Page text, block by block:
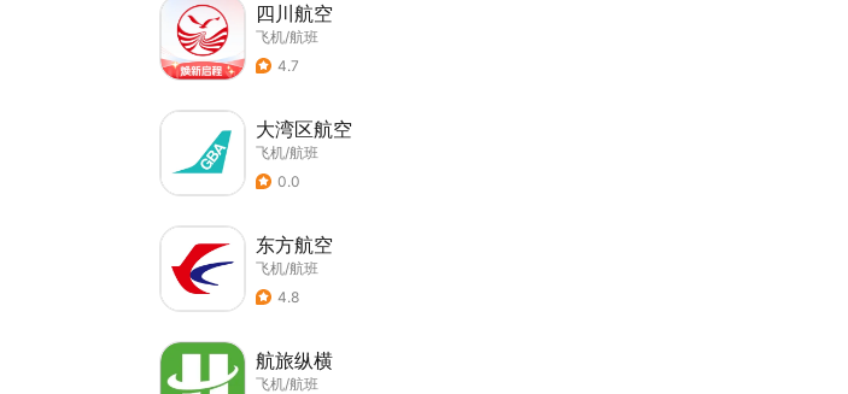
四川航空
飞机/航班
4.7
大湾区航空
飞机/航班
0.0
东方航空
飞机/航班
4.8
航旅纵横
飞机/航班